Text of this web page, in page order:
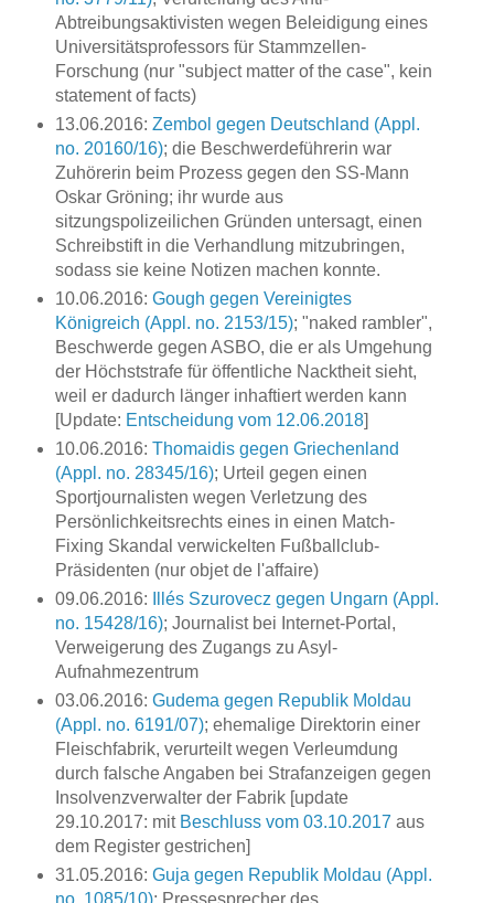
Abtreibungsaktivisten wegen Beleidigung eines
Universitätsprofessors für Stammzellen-
Forschung (nur "subject matter of the case", kein
statement of facts)
13.06.2016: Zembol gegen Deutschland (Appl.
no. 20160/16); die Beschwerdeführerin war
Zuhörerin beim Prozess gegen den SS-Mann
Oskar Gröning; ihr wurde aus
sitzungspolizeilichen Gründen untersagt, einen
Schreibstift in die Verhandlung mitzubringen,
sodass sie keine Notizen machen konnte.
10.06.2016: Gough gegen Vereinigtes
Königreich (Appl. no. 2153/15); "naked rambler",
Beschwerde gegen ASBO, die er als Umgehung
der Höchststrafe für öffentliche Nacktheit sieht,
weil er dadurch länger inhaftiert werden kann
[Update: Entscheidung vom 12.06.2018]
10.06.2016: Thomaidis gegen Griechenland
(Appl. no. 28345/16); Urteil gegen einen
Sportjournalisten wegen Verletzung des
Persönlichkeitsrechts eines in einen Match-
Fixing Skandal verwickelten Fußballclub-
Präsidenten (nur objet de l'affaire)
09.06.2016:
Illés Szurovecz gegen Ungarn (Appl.
no. 15428/16); Journalist bei Internet-Portal,
Verweigerung des Zugangs zu Asyl-
Aufnahmezentrum
03.06.2016: Gudema gegen Republik Moldau
(Appl. no. 6191/07); ehemalige Direktorin einer
Fleischfabrik, verurteilt wegen Verleumdung
durch falsche Angaben bei Strafanzeigen gegen
Insolvenzverwalter der Fabrik [update
29.10.2017: mit Beschluss vom 03.10.2017 aus
dem Register gestrichen]
31.05.2016: Guja gegen Republik Moldau (Appl.